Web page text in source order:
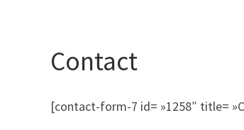
Contact
[contact-form-7 id= »1258″ title=